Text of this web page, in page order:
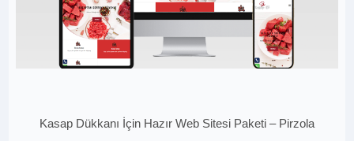
Kasap Dükkanı İçin Hazır Web Sitesi Paketi – Pirzola